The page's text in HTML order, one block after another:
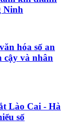
Ninh
hóa số an
cậy và nhân
Lào Cai - Hà
số